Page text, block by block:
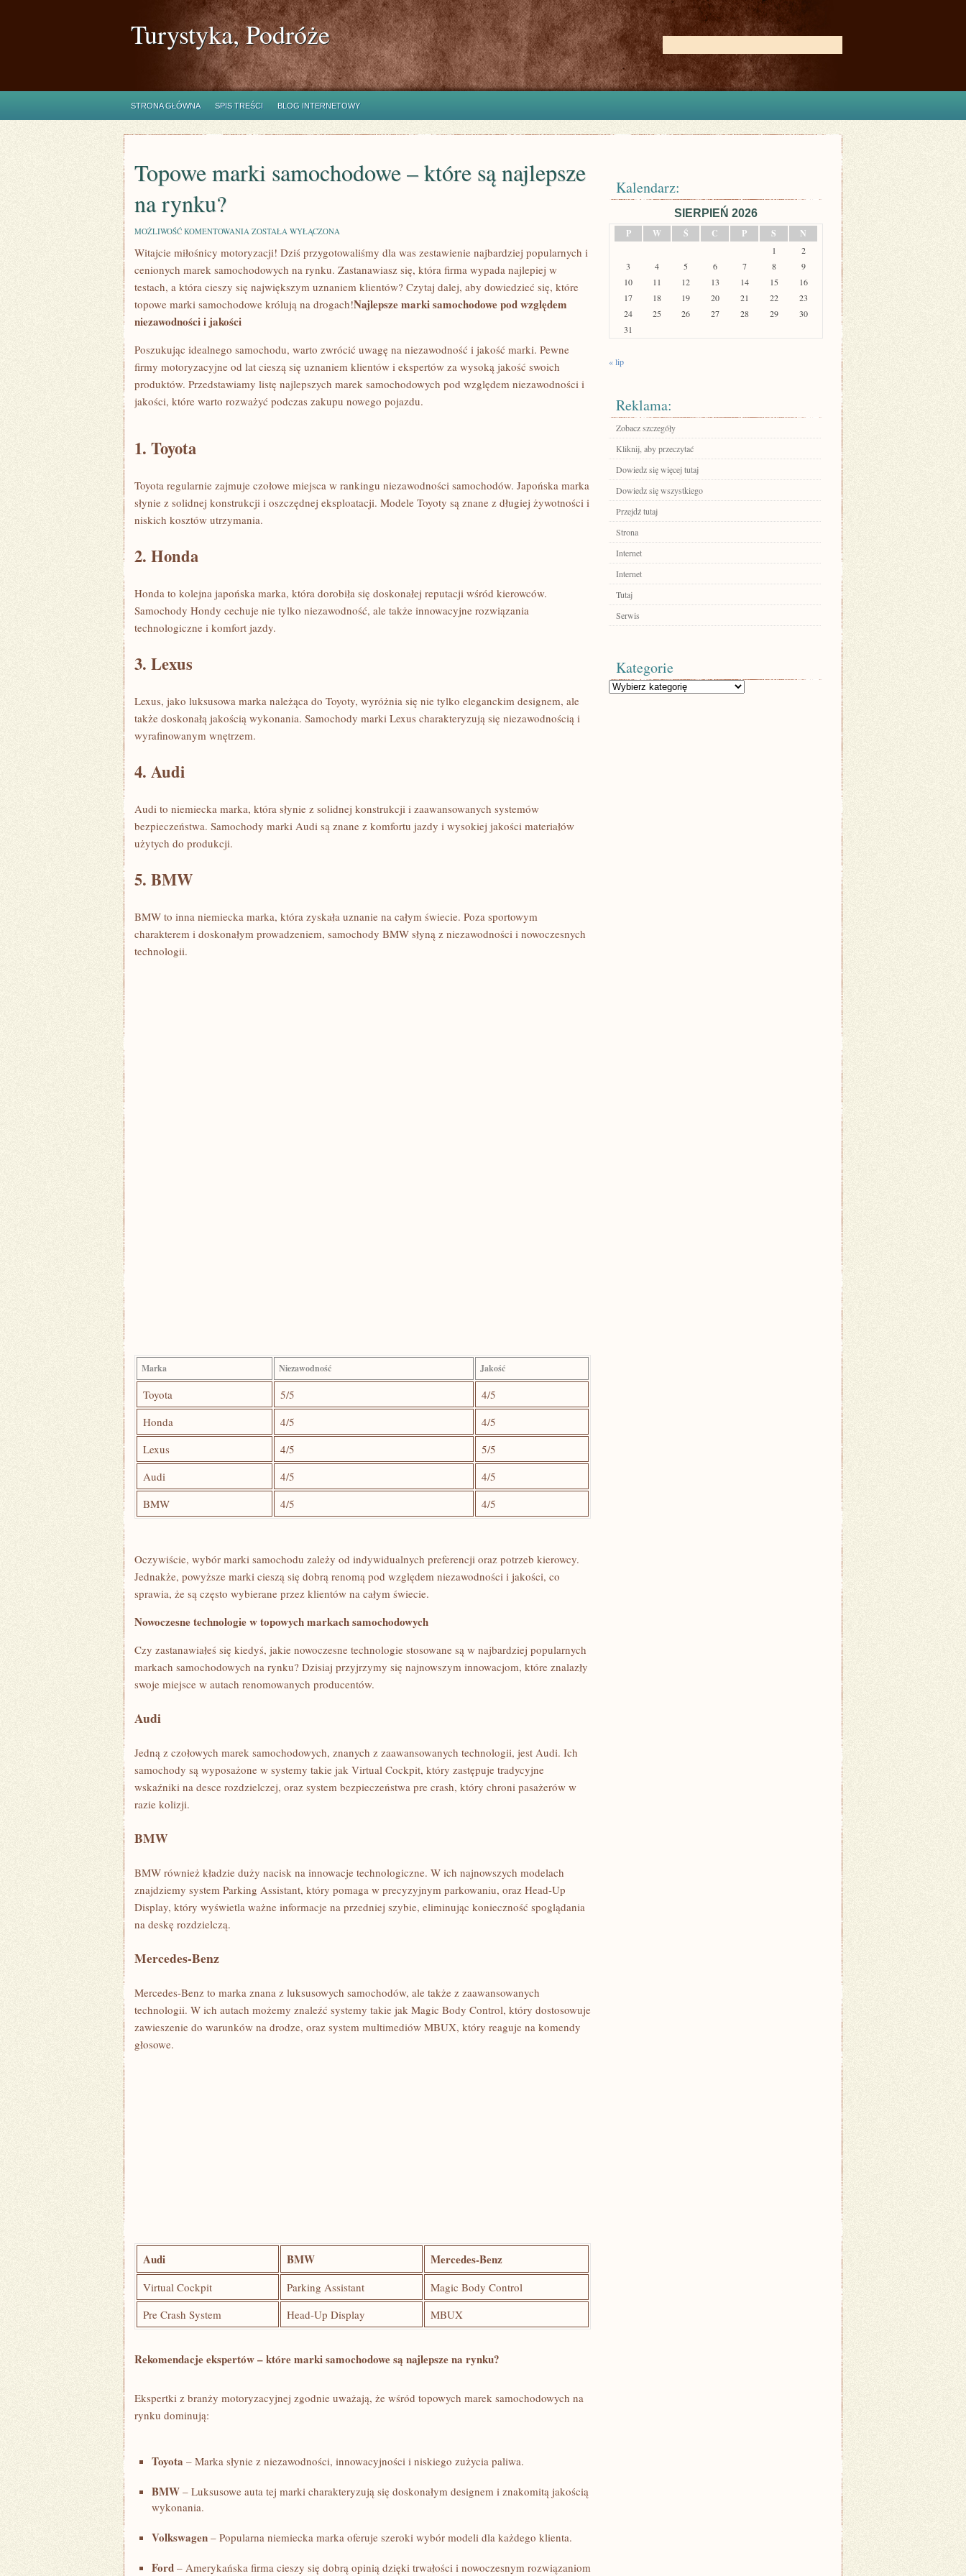
Turystyka, Podróże
STRONA GŁÓWNA SPIS TREŚCI BLOG INTERNETOWY
Topowe marki samochodowe – które są najlepsze
na rynku?
MOŻLIWOŚĆ KOMENTOWANIA TOPOWE
SAMOCHODOWE
KTÓRE
SĄ
NAJLEPSZE
NA
ZOSTAŁA WYŁĄCZONA
Witajcie miłośnicy motoryzacji! Dziś przygotowaliśmy‍ dla was zestawienie najbardziej popularnych i
cenionych marek samochodowych na rynku. Zastanawiasz⁣ się, która​ firma wypada najlepiej w
testach, a która cieszy się największym uznaniem klientów? Czytaj dalej, aby dowiedzieć się, które
topowe marki samochodowe ‍królują na drogach!Najlepsze marki samochodowe pod względem
niezawodności i jakości
Poszukując idealnego samochodu, warto zwrócić uwagę na ‌niezawodność i jakość marki. Pewne
firmy ‌motoryzacyjne od lat cieszą się⁣ uznaniem klientów i ekspertów za wysoką ‍jakość swoich
produktów. ⁤Przedstawiamy listę najlepszych marek samochodowych pod ⁤względem niezawodności i
jakości, które warto rozważyć podczas zakupu nowego pojazdu.
1. Toyota
Toyota regularnie zajmuje czołowe miejsca w rankingu niezawodności​ samochodów. Japońska marka
słynie z solidnej konstrukcji i oszczędnej eksploatacji. Modele Toyoty są znane z ⁣długiej żywotności i
niskich kosztów utrzymania.
2. Honda
Honda to kolejna japońska marka, która dorobiła się doskonałej reputacji wśród kierowców.
Samochody ​Hondy cechuje nie tylko ⁣niezawodność, ale także innowacyjne rozwiązania⁣
technologiczne i komfort jazdy.
3. Lexus
Lexus, ⁣jako luksusowa marka należąca do Toyoty, wyróżnia się nie tylko eleganckim designem, ale
także‌ doskonałą jakością wykonania. ⁢Samochody marki Lexus charakteryzują się niezawodnością i
wyrafinowanym wnętrzem.
4. Audi
Audi to niemiecka marka, która słynie z solidnej konstrukcji i zaawansowanych systemów
bezpieczeństwa. Samochody marki Audi są ​znane z komfortu jazdy i wysokiej jakości materiałów
użytych ⁢do ⁢produkcji.
5. BMW
BMW to inna niemiecka marka, która zyskała uznanie na całym świecie. Poza sportowym
charakterem i doskonałym prowadzeniem, samochody BMW słyną⁢ z niezawodności i​ nowoczesnych
technologii.
Marka Niezawodność Jakość
Toyota 5/5
4/5
Honda
4/5
4/5
Lexus
4/5
5/5
Audi
4/5
4/5
BMW
4/5 4/5
Oczywiście, wybór marki samochodu zależy od⁣ indywidualnych preferencji oraz potrzeb kierowcy.
Jednakże, ‍powyższe marki cieszą ‍się dobrą renomą pod⁤ względem‍ niezawodności⁣ i jakości, co
sprawia, że są często wybierane przez klientów na całym świecie.
Nowoczesne ‌technologie w topowych markach samochodowych
Czy zastanawiałeś się kiedyś, jakie nowoczesne technologie stosowane są w najbardziej⁣ popularnych
markach samochodowych na rynku? Dzisiaj przyjrzymy się najnowszym innowacjom,⁤ które znalazły
swoje miejsce w autach renomowanych producentów.
Audi
Jedną z czołowych marek samochodowych, znanych z zaawansowanych technologii, jest Audi. Ich
samochody są wyposażone w⁣ systemy takie⁤ jak Virtual Cockpit, który zastępuje tradycyjne
wskaźniki na desce ⁢rozdzielczej, oraz system bezpieczeństwa pre crash, który chroni pasażerów w
razie kolizji.
BMW
BMW również kładzie duży nacisk⁣ na‌ innowacje technologiczne. W ich najnowszych modelach
znajdziemy system Parking ​Assistant, który pomaga w precyzyjnym parkowaniu, oraz Head-Up
Display, który wyświetla ważne informacje⁣ na przedniej szybie, eliminując konieczność spoglądania
na ⁣deskę rozdzielczą.
Mercedes-Benz
Mercedes-Benz to⁢ marka znana‌ z ⁢luksusowych samochodów,​ ale także ​z zaawansowanych
technologii. W ich autach możemy znaleźć systemy takie jak Magic Body Control, który dostosowuje
zawieszenie do warunków na drodze, oraz system multimediów MBUX, który ‍reaguje na komendy
‌głosowe.
Audi BMW Mercedes-Benz
Virtual Cockpit Parking Assistant
Magic Body⁣ Control
Pre Crash System
Head-Up Display MBUX
Rekomendacje ekspertów – które marki samochodowe są najlepsze na⁤ rynku?
Ekspertki ‌z branży motoryzacyjnej zgodnie​ uważają, że wśród topowych marek samochodowych na
rynku dominują:
Toyota – Marka słynie ‍z niezawodności, innowacyjności i niskiego zużycia paliwa.
BMW – Luksusowe auta tej marki charakteryzują się doskonałym designem i ‌znakomitą jakością
wykonania.
Volkswagen – Popularna niemiecka marka oferuje ‌szeroki ‌wybór‌ modeli dla każdego klienta.
Ford – Amerykańska firma cieszy się dobrą opinią dzięki⁢ trwałości i nowoczesnym rozwiązaniom
Kalendarz:
SIERPIEŃ 2026
P
W Ś C P S N
1
2
3
4 5 6 7 8
9
10
11 12 13 14 15
16
17
18 19 20 21 22
23
24
25 26 27 28 29
30
31
« lip
Reklama:
Zobacz szczegóły
Kliknij, aby przeczytać
Dowiedz się więcej tutaj
Dowiedz się wszystkiego
Przejdź tutaj
Strona
Internet
Internet
Tutaj
Serwis
Kategorie
Kategorie